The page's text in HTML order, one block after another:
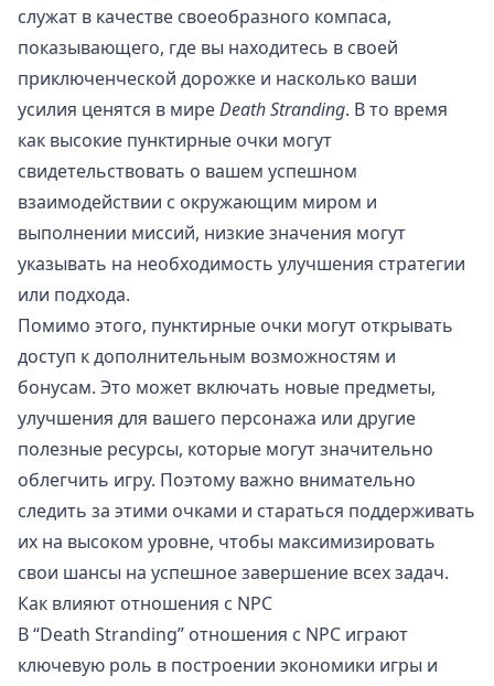
служат в качестве своеобразного компаса,
показывающего, где вы находитесь в своей
приключенческой дорожке и насколько ваши
усилия ценятся в миреDeath Stranding. В то время
как высокие пунктирные очки могут
свидетельствовать о вашем успешном
взаимодействии с окружающим миром и
выполнении миссий, низкие значения могут
указывать на необходимость улучшения стратегии
или подхода.
Помимо этого, пунктирные очки могут открывать
доступ к дополнительным возможностям и
бонусам. Это может включать новые предметы,
улучшения для вашего персонажа или другие
полезные ресурсы, которые могут значительно
облегчить игру. Поэтому важно внимательно
следить за этими очками и стараться поддерживать
их на высоком уровне, чтобы максимизировать
свои шансы на успешное завершение всех задач.
Как влияют отношения с NPC
В “Death Stranding” отношения с NPC играют
ключевую роль в построении экономики игры и